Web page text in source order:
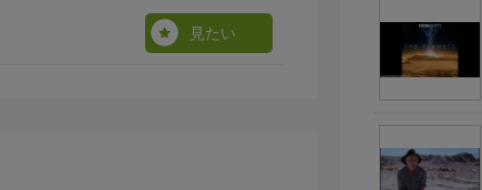
見たい